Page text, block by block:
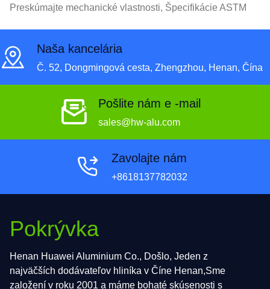
Preskúmajte mechanické vlastnosti, Špecifikácie ASTM
referencii.Naša kancelária
Č. 52, Dongmingová cesta, Zhengzhou, Henan, Čína
Pošlite nám e -mail
sales@hw-alu.com
Zavolajte nám
+8618137782032
Pokrývka
Henan Huawei Aluminium Co., Došlo, Jeden z
najväčších dodávateľov hliníka v Číne Henan,Sme
založení v roku 2001 a máme bohaté skúsenosti s